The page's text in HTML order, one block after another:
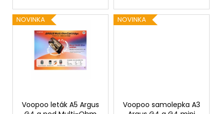
NOVINKA
Voopoo leták A5 Argus
NOVINKA
Voopoo samolepka A3
j
e
HLAVA
1,8OHM